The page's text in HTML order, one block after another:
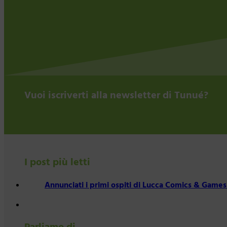
Vuoi iscriverti alla newsletter di Tunué?
I post più letti
Annunciati i primi ospiti di Lucca Comics &